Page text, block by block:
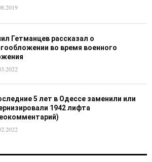
Гетманцев рассказал о
во время военного
5 лет в Одессе заменили или
1942 лифта